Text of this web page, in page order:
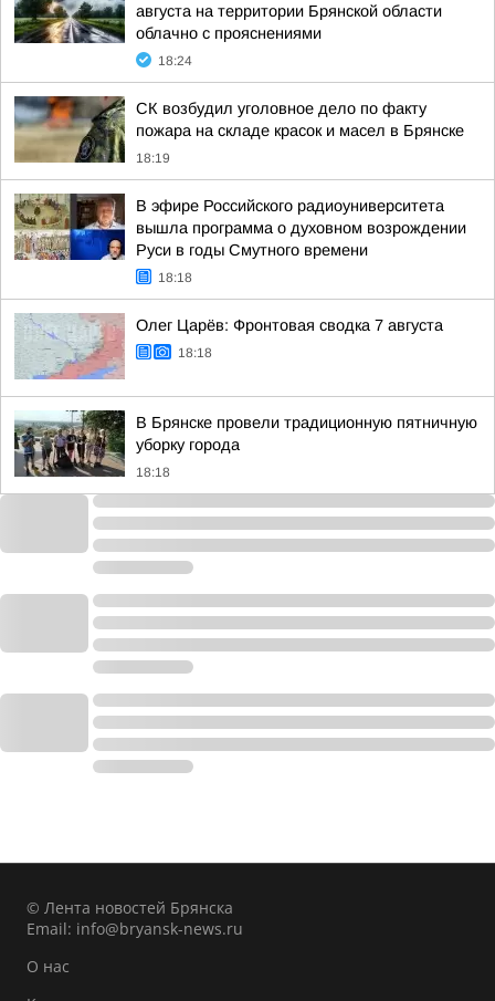
августа на территории Брянской области
облачно с прояснениями
18:24
СК возбудил уголовное дело по факту
пожара на складе красок и масел в Брянске
18:19
В эфире Российского радиоуниверситета
вышла программа о духовном возрождении
Руси в годы Смутного времени
18:18
Олег Царёв: Фронтовая сводка 7 августа
18:18
В Брянске провели традиционную пятничную
уборку города
18:18
© Лента новостей Брянска
Email: info@bryansk-news.ru
О нас